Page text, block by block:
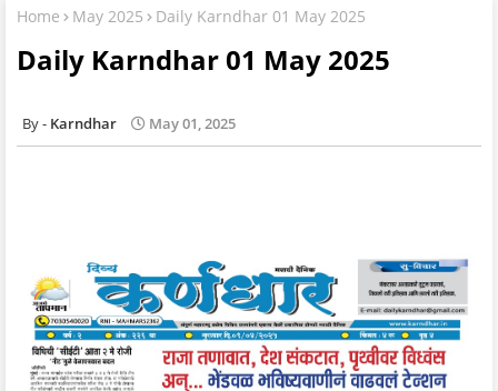
Home May 2025 Daily Karndhar 01 May 2025
Daily Karndhar 01 May 2025
Karndhar May 01, 2025